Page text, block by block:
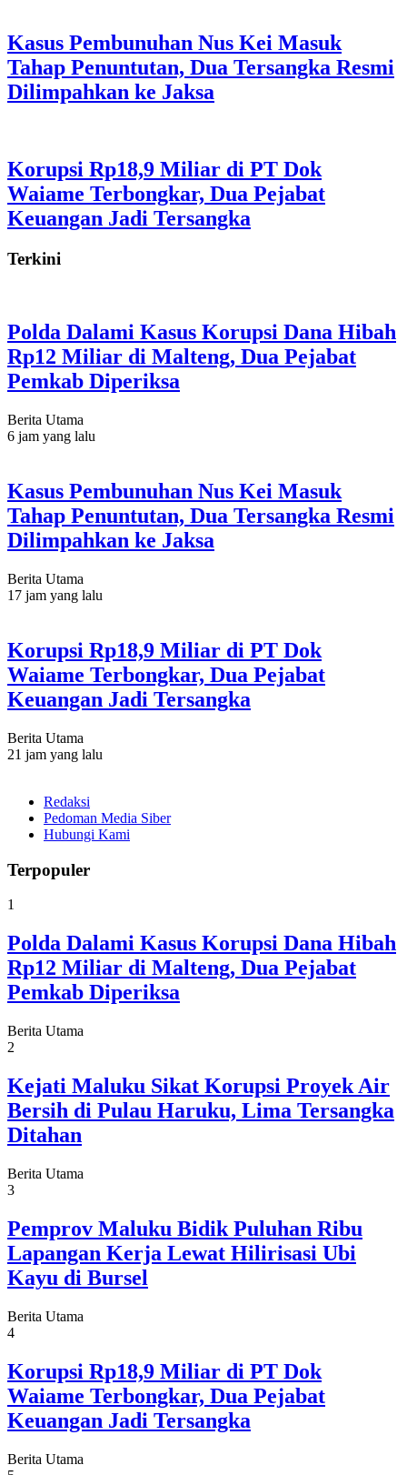
Kasus Pembunuhan Nus Kei Masuk
Tahap Penuntutan, Dua Tersangka Resmi
Dilimpahkan ke Jaksa
Korupsi Rp18,9 Miliar di PT Dok
Waiame Terbongkar, Dua Pejabat
Keuangan Jadi Tersangka
Terkini
Polda Dalami Kasus Korupsi Dana Hibah
Rp12 Miliar di Malteng, Dua Pejabat
Pemkab Diperiksa
Berita Utama
6 jam yang lalu
Kasus Pembunuhan Nus Kei Masuk
Tahap Penuntutan, Dua Tersangka Resmi
Dilimpahkan ke Jaksa
Berita Utama
17 jam yang lalu
Korupsi Rp18,9 Miliar di PT Dok
Waiame Terbongkar, Dua Pejabat
Keuangan Jadi Tersangka
Berita Utama
21 jam yang lalu
Redaksi
Pedoman Media Siber
Hubungi Kami
Terpopuler
1
Polda Dalami Kasus Korupsi Dana Hibah
Rp12 Miliar di Malteng, Dua Pejabat
Pemkab Diperiksa
Berita Utama
2
Kejati Maluku Sikat Korupsi Proyek Air
Bersih di Pulau Haruku, Lima Tersangka
Ditahan
Berita Utama
3
Pemprov Maluku Bidik Puluhan Ribu
Lapangan Kerja Lewat Hilirisasi Ubi
Kayu di Bursel
Berita Utama
4
Korupsi Rp18,9 Miliar di PT Dok
Waiame Terbongkar, Dua Pejabat
Keuangan Jadi Tersangka
Berita Utama